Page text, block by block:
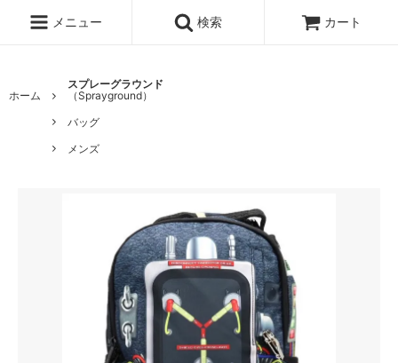
メニュー 検索 カート
ホーム
スプレーグラウンド
（Sprayground）
バッグ
メンズ